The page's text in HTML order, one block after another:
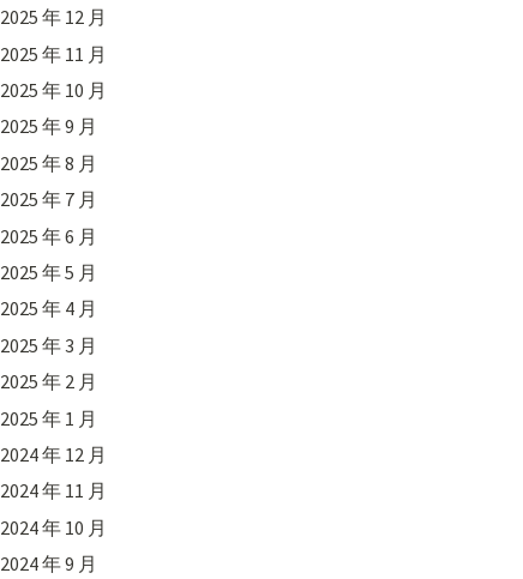
2025 年 12 月
2025 年 11 月
2025 年 10 月
2025 年 9 月
2025 年 8 月
2025 年 7 月
2025 年 6 月
2025 年 5 月
2025 年 4 月
2025 年 3 月
2025 年 2 月
2025 年 1 月
2024 年 12 月
2024 年 11 月
2024 年 10 月
2024 年 9 月